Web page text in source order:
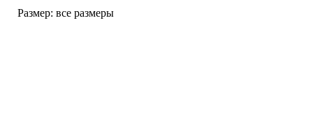
Размер: все размеры